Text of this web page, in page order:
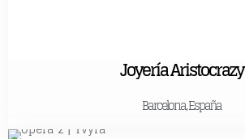
Joyería Aristocrazy
Barcelona, España